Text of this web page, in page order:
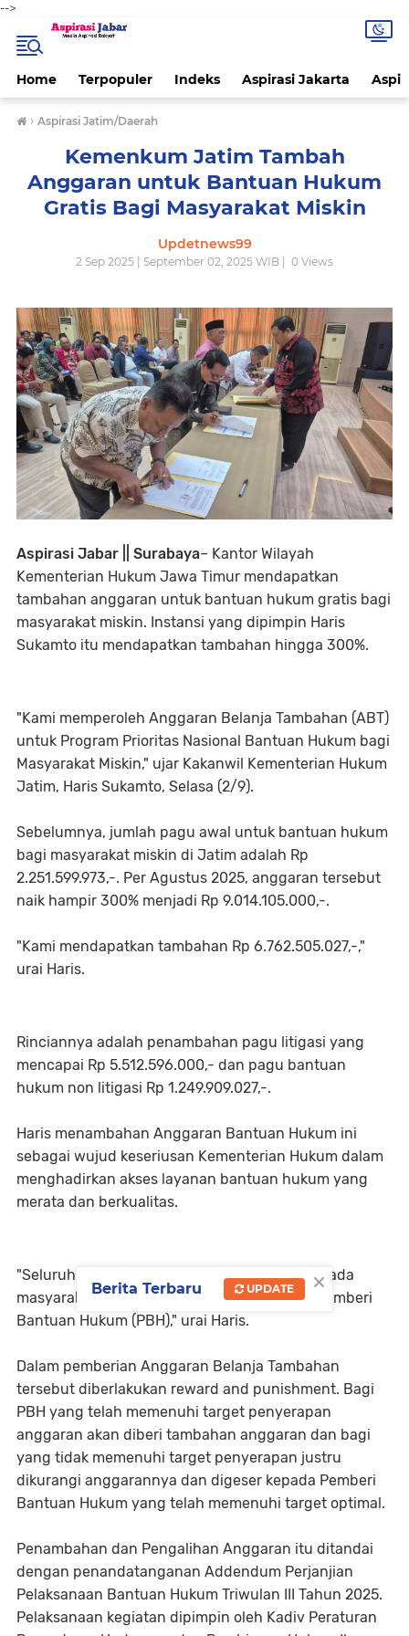
-->
Home Terpopuler Indeks Aspirasi Jakarta
› Aspirasi Jatim/Daerah
Kemenkum Jatim Tambah
Anggaran untuk Bantuan Hukum
Gratis Bagi Masyarakat Miskin
Updetnews99
2 Sep 2025 | September 02, 2025 WIB | 0 Views
Aspirasi Jabar || Surabaya– Kantor Wilayah
Kementerian Hukum Jawa Timur mendapatkan
tambahan anggaran untuk bantuan hukum gratis bagi
masyarakat miskin. Instansi yang dipimpin Haris
Sukamto itu mendapatkan tambahan hingga 300%.
"Kami memperoleh Anggaran Belanja Tambahan (ABT)
untuk Program Prioritas Nasional Bantuan Hukum bagi
Masyarakat Miskin," ujar Kakanwil Kementerian Hukum
Jatim, Haris Sukamto, Selasa (2/9).
Sebelumnya, jumlah pagu awal untuk bantuan hukum
bagi masyarakat miskin di Jatim adalah Rp
2.251.599.973,-. Per Agustus 2025, anggaran tersebut
naik hampir 300% menjadi Rp 9.014.105.000,-.
"Kami mendapatkan tambahan Rp 6.762.505.027,-,"
urai Haris.
Rinciannya adalah penambahan pagu litigasi yang
mencapai Rp 5.512.596.000,- dan pagu bantuan
hukum non litigasi Rp 1.249.909.027,-.
Haris menambahan Anggaran Bantuan Hukum ini
sebagai wujud keseriusan Kementerian Hukum dalam
menghadirkan akses layanan bantuan hukum yang
merata dan berkualitas.
"Seluruh bantuan hukum akan disalurkan kepada
masyarakat yang berhak melalui organisasi Pemberi
Bantuan Hukum (PBH)," urai Haris.
Dalam pemberian Anggaran Belanja Tambahan
tersebut diberlakukan reward and punishment. Bagi
PBH yang telah memenuhi target penyerapan
anggaran akan diberi tambahan anggaran dan bagi
yang tidak memenuhi target penyerapan justru
dikurangi anggarannya dan digeser kepada Pemberi
Bantuan Hukum yang telah memenuhi target optimal.
Penambahan dan Pengalihan Anggaran itu ditandai
dengan penandatanganan Addendum Perjanjian
Pelaksanaan Bantuan Hukum Triwulan III Tahun 2025.
Pelaksanaan kegiatan dipimpin oleh Kadiv Peraturan
×
Berita Terbaru UPDATE